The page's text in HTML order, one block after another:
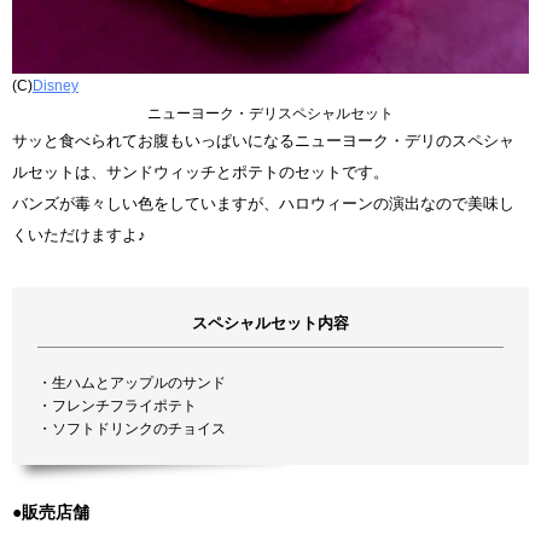
(C)Disney
ニューヨーク・デリスペシャルセット
サッと食べられてお腹もいっぱいになるニューヨーク・デリのスペシャ
ルセットは、サンドウィッチとポテトのセットです。
バンズが毒々しい色をしていますが、ハロウィーンの演出なので美味し
くいただけますよ♪
スペシャルセット内容
・生ハムとアップルのサンド
・フレンチフライポテト
・ソフトドリンクのチョイス
●販売店舗